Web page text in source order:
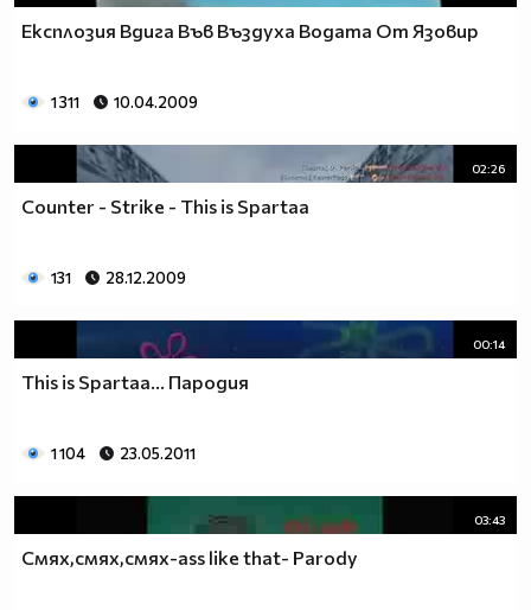
Експлозия Вдига Във Въздуха Водата От Язовир
1 311 10.04.2009
02:26
Counter - Strike - This is Spartaa
131 28.12.2009
00:14
This is Spartaa... Пародия
1 104 23.05.2011
03:43
Смях,смях,смях-ass like that- Parody